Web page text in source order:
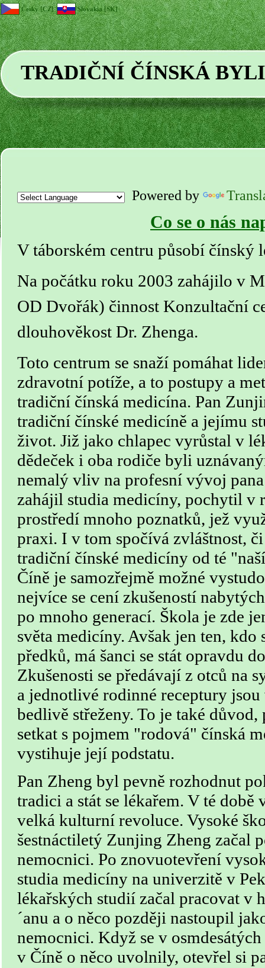
TRADIČNÍ ČÍNSKÁ
Česky [CZ] Slovakia [SK]
Powered by
Co se o nás
V táborském centru působí čínský
Na počátku roku 2003 zahájilo v
OD Dvořák) činnost Konzultační
dlouhověkost Dr. Zhenga.
Toto centrum se snaží pomáhat
zdravotní potíže, a to postupy a
tradiční čínská medicína. Pan
tradiční čínské medicíně a jejímu
život. Již jako chlapec vyrůstal v
dědeček i oba rodiče byli
nemalý vliv na profesní vývoj pana
zahájil studia medicíny, pochytil v
prostředí mnoho poznatků, jež
praxi. I v tom spočívá zvláštnost,
tradiční čínské medicíny od té
Číně je samozřejmě možné
nejvíce se cení zkušeností
po mnoho generací. Škola je zde
světa medicíny. Avšak jen ten, kdo
předků, má šanci se stát opravdu
Zkušenosti se předávají z otců na
a jednotlivé rodinné receptury
bedlivě střeženy. To je také důvod,
setkat s pojmem "rodová" čínská
vystihuje její podstatu.
Pan Zheng byl pevně rozhodnut
tradici a stát se lékařem. V té době
velká kulturní revoluce. Vysoké
šestnáctiletý Zunjing Zheng začal
nemocnici. Po znovuotevření
studia medicíny na univerzitě v
lékařských studií začal pracovat v
´anu a o něco později nastoupil
nemocnici. Když se v
v Číně o něco uvolnily, otevřel si